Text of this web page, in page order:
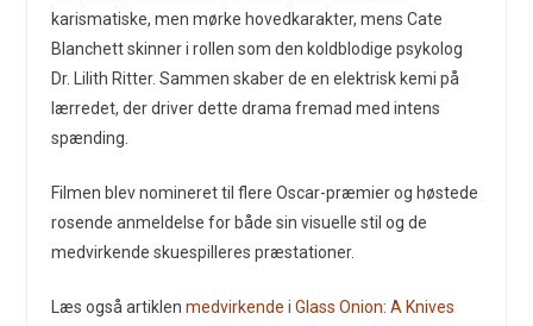
karismatiske, men mørke hovedkarakter, mens Cate
Blanchett skinner i rollen som den koldblodige psykolog
Dr. Lilith Ritter. Sammen skaber de en elektrisk kemi på
lærredet, der driver dette drama fremad med intens
spænding.
Filmen blev nomineret til flere Oscar-præmier og høstede
rosende anmeldelse for både sin visuelle stil og de
medvirkende skuespilleres præstationer.
Læs også artiklen medvirkende i Glass Onion: A Knives